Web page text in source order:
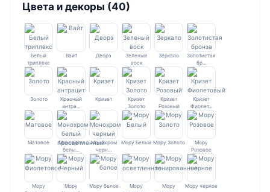
Цвета и декоры (40)
Белый
триплекс
Вайт Деорэ
Зеленый
воск
Зеркало
Золотистая
бр…
Золото
Красный
антра…
Кризет
Кризет
Золото
Кризет
Розовый
Кризет
Фиолет…
Матовое
Монохром
белы…
Монохром
черн…
Мору Белый Мору Золото
Мору
Розовое
Мору
Мору
Мору белое
Мору
Мору
Мору черное